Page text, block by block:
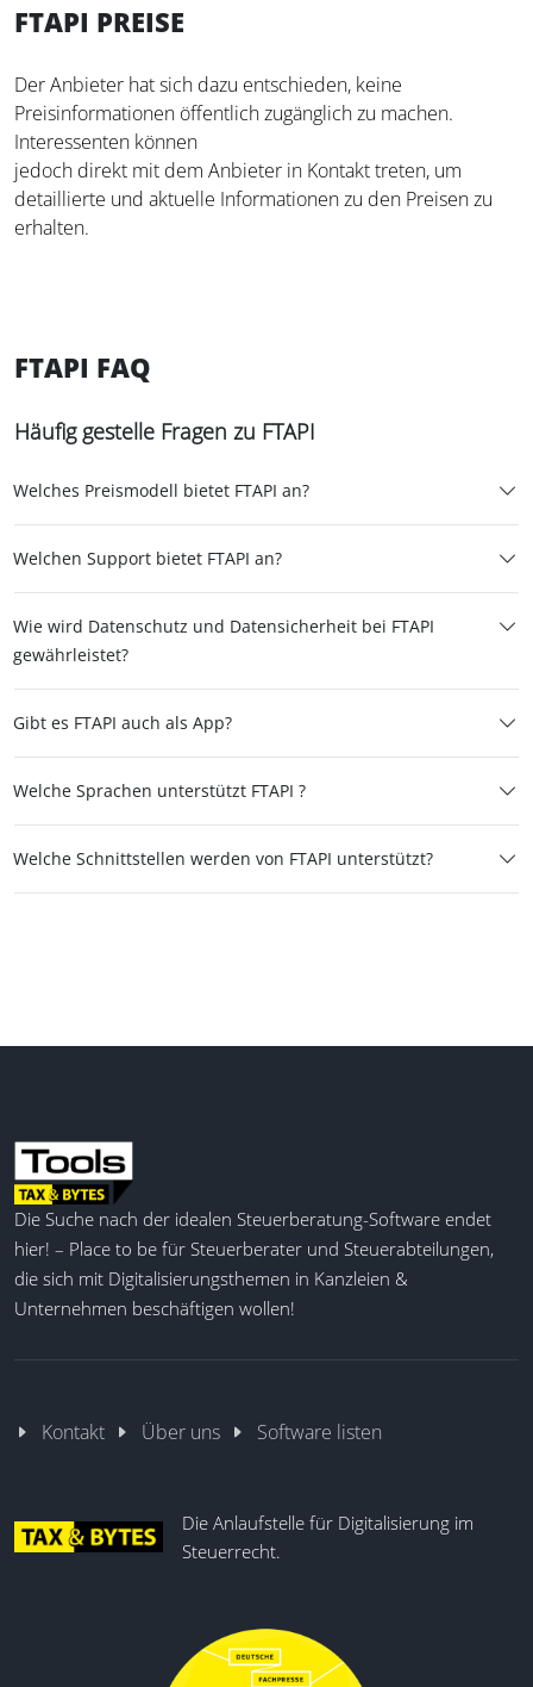
FTAPI PREISE
Der Anbieter hat sich dazu entschieden, keine
Preisinformationen öffentlich zugänglich zu machen.
Interessenten können
jedoch direkt mit dem Anbieter in Kontakt treten, um
detaillierte und aktuelle Informationen zu den Preisen zu
erhalten.
FTAPI FAQ
Häufig gestelle Fragen zu FTAPI
Welches Preismodell bietet FTAPI an?
Welchen Support bietet FTAPI an?
Wie wird Datenschutz und Datensicherheit bei FTAPI
gewährleistet?
Gibt es FTAPI auch als App?
Welche Sprachen unterstützt FTAPI ?
Welche Schnittstellen werden von FTAPI unterstützt?
Die Suche nach der idealen Steuerberatung-Software endet
hier! – Place to be für Steuerberater und Steuerabteilungen,
die sich mit Digitalisierungsthemen in Kanzleien &
Unternehmen beschäftigen wollen!
Kontakt Über uns Software listen
Die Anlaufstelle für Digitalisierung im
Steuerrecht.